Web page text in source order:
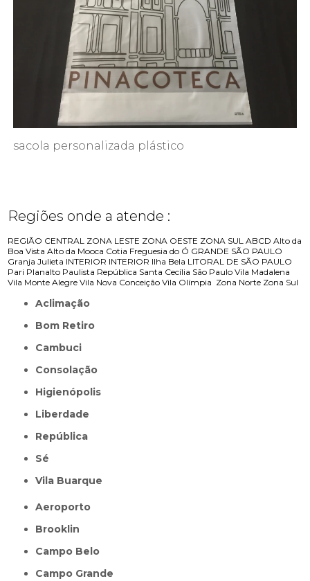
sacola personalizada plástico
Regiões onde a atende :
REGIÃO CENTRAL ZONA LESTE ZONA OESTE ZONA SUL ABCD Alto da
Boa Vista Alto da Mooca Cotia Freguesia do Ó GRANDE SÃO PAULO
Granja Julieta INTERIOR INTERIOR Ilha Bela LITORAL DE SÃO PAULO
Pari Planalto Paulista República Santa Cecília São Paulo Vila Madalena
Vila Monte Alegre Vila Nova Conceição Vila Olímpia Zona Norte Zona Sul
Aclimação
Bom Retiro
Cambuci
Consolação
Higienópolis
Liberdade
República
Sé
Vila Buarque
Aeroporto
Brooklin
Campo Belo
Campo Grande